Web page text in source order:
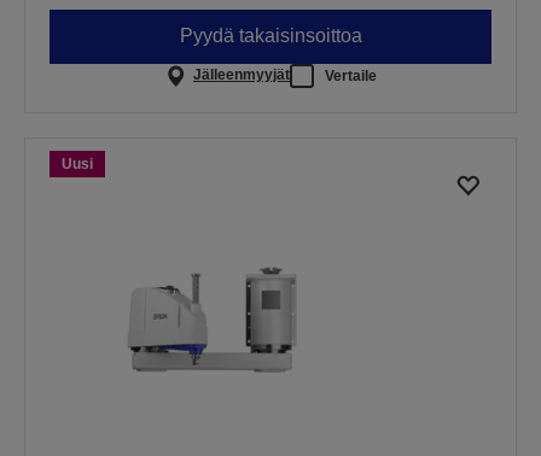
Pyydä takaisinsoittoa
Jälleenmyyjät Vertaile
Uusi